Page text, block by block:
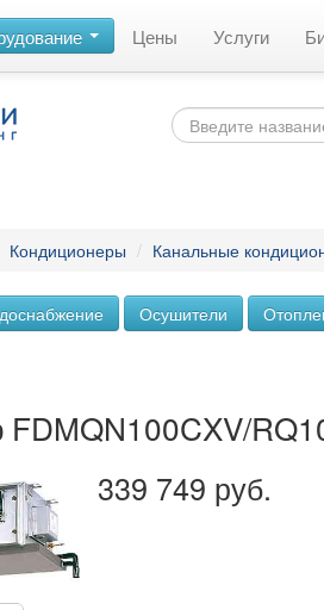
Цены Услуги
Кондиционеры / Канальные
Осушители
FDMQN100CXV/
339 749 руб.